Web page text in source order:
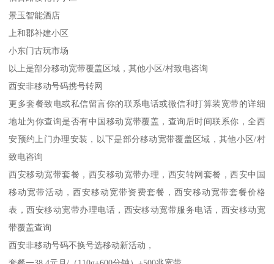
景玉智能酒店
上和郡补建小区
小东门古玩市场
以上是部分移动宽带覆盖区域，其他小区/村致电咨询
西安非移动号码携号转网
更多套餐致电或私信留言你的联系电话或微信和打算装宽带的详细
地址为你查询是否有中国移动宽带覆盖，查询后时间联系你，全西
安预约上门办理安装，以下是部分移动宽带覆盖区域，其他小区/村
致电咨询
西安移动宽带套餐，西安移动宽带办理，西安转网套餐，西安中国
移动宽带活动，西安移动宽带资费套餐，西安移动宽带套餐价格
表，西安移动宽带办理电话，西安移动宽带服务电话，西安移动宽
带覆盖查询
西安非移动号码不换号选移动新活动，